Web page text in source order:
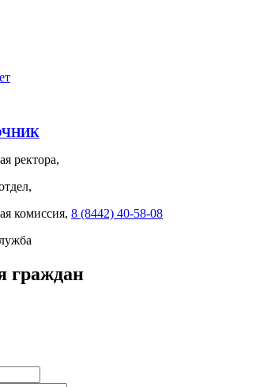
ректора,
комиссия, 8 (8442) 40-58-08
граждан